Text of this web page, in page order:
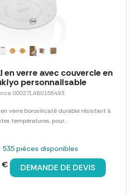
en verre avec couvercle en
personnalisable
00027LAB0158493
verre borosilicaté durable résistant à
températures, pour...
535 pièces disponibles
€ DEMANDE DE DEVIS